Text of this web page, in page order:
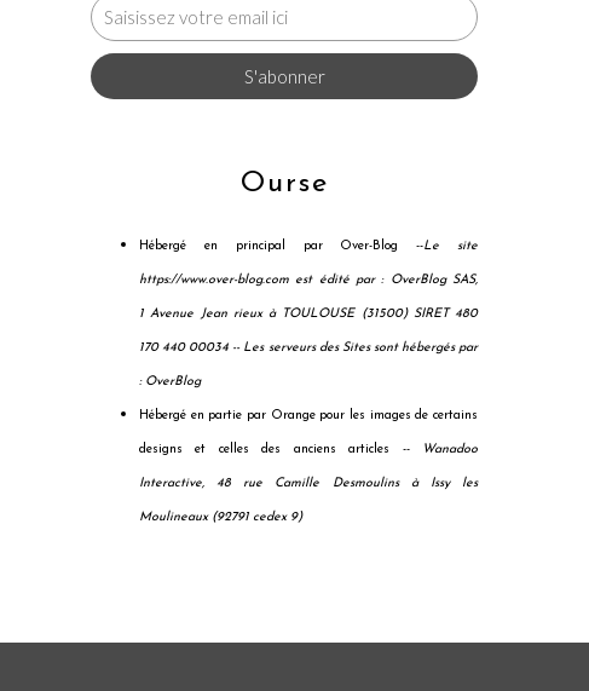
Ourse
Hébergé en principal par Over-Blog --Le site
https://www.over-blog.com est édité par : OverBlog SAS,
1 Avenue Jean rieux à TOULOUSE (31500) SIRET 480
170 440 00034 -- Les serveurs des Sites sont hébergés par
: OverBlog
Hébergé en partie par Orange pour les images de certains
designs et celles des anciens articles -- Wanadoo
Interactive, 48 rue Camille Desmoulins à Issy les
Moulineaux (92791 cedex 9)